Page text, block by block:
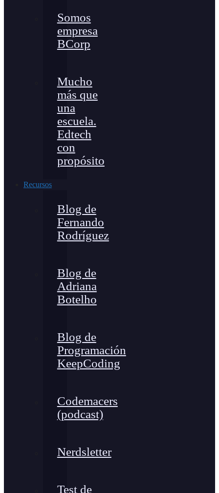
Somos
empresa
BCorp
Mucho
más que
una
escuela.
Edtech
con
propósito
Recursos
Blog de
Fernando
Rodríguez
Blog de
Adriana
Botelho
Blog de
Programación
KeepCoding
Codemacers
(podcast)
Nerdsletter
Test de